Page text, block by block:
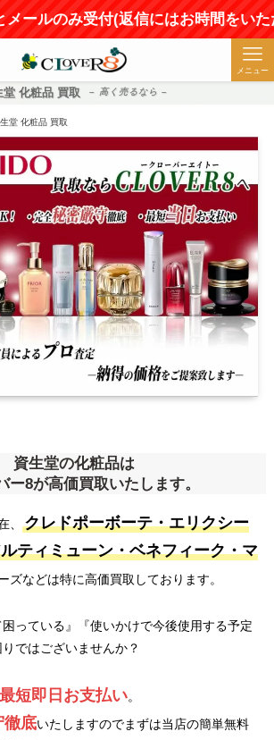
み受付(返信にはお時間をいただきま
メニュー
堂 化粧品 買取 – 高く売るなら –
堂 化粧品 買取
資生堂の化粧品は
ー8が高価買取いたします。
、
クレドポーボーテ・エリクシー
ティミューン・ベネフィーク・マ
ズなどは特に高価買取しております。
困っている』『使いかけで今後使用する予定
ではございませんか？
短即日お支払い。
徹底いたしますのでまずは当店の簡単無料